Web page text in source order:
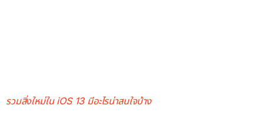
รวมสิ่งใหม่ใน iOS 13 มีอะไรน่าสนใจบ้าง